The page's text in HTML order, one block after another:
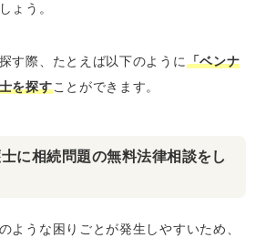
ょう。
す際、たとえば以下のように「ベンナ
を探すことができます。
に相続問題の無料法律相談をし
ような困りごとが発生しやすいため、